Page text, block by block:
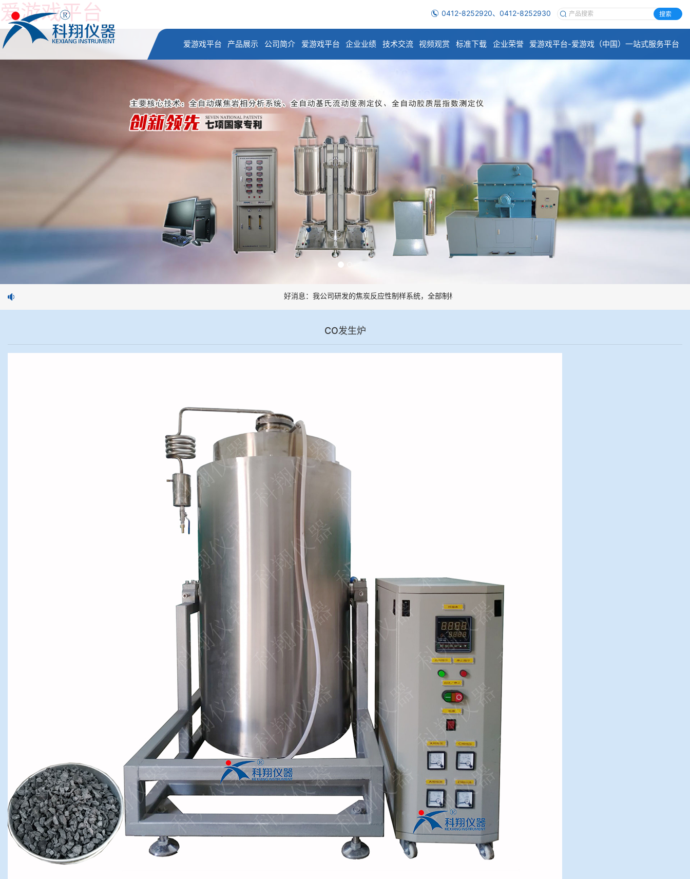
爱游戏平台 0412-8252920、0412-8252930 搜索
爱游戏平台 产品展示 公司简介 爱游戏平台 企业业绩 技术交流 视频观赏 标准下载 企业荣誉 爱游戏平台-爱游戏（中国）一站式服务平台
好消息：我公司研发的焦炭反应性制样系统，全部制样过程机械化操作，没有人为误差，焦球形状与人工制焦球法一致或优于人工
CO发生炉